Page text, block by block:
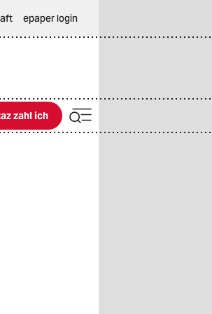
epaper login
ich
zahl ich